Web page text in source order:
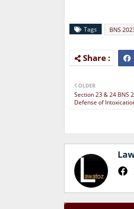
Tags BNS
OLDER
Section 23 & 24 BNS
Defense of